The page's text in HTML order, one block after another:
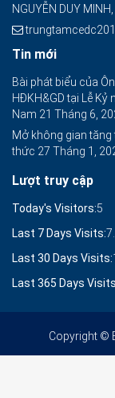
NGUYỄN DUY
Tin mới
Bài phát biểu của
HĐKH&GD tại Lễ
Nam 21 Tháng 6,
Mở không gian
thức 27 Tháng 1,
Lượt truy cập
Today's Visitors:5
Last 7 Days Visits:
Last 30 Days Visits:
Last 365 Days
Copyright ©